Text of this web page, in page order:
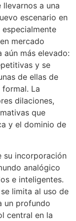
a una
escenario en
mercado
aún más elevado:
y se
de ellas de
La
dilaciones,
que
y el dominio de
su incorporación
analógico
e inteligentes.
limita al uso de
un profundo
central en la